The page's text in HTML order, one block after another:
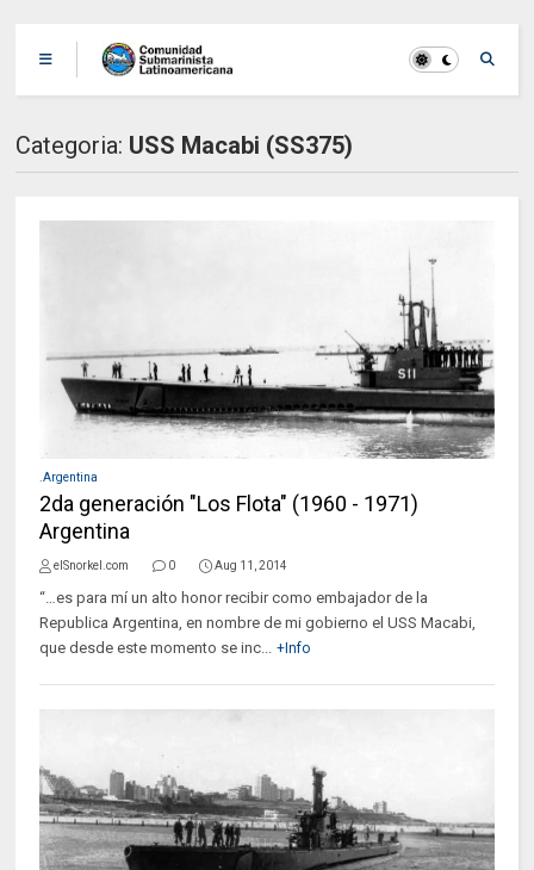
Categoria: USS Macabi (SS375)
.Argentina
2da generación "Los Flota" (1960 - 1971)
Argentina
elSnorkel.com 0 Aug 11, 2014
“…es para mí un alto honor recibir como embajador de la
Republica Argentina, en nombre de mi gobierno el USS Macabi,
que desde este momento se inc... +Info